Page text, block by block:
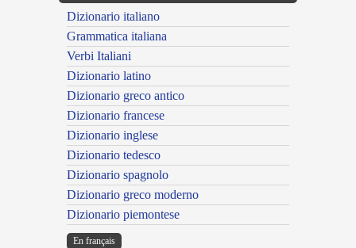
Dizionario italiano
Grammatica italiana
Verbi Italiani
Dizionario latino
Dizionario greco antico
Dizionario francese
Dizionario inglese
Dizionario tedesco
Dizionario spagnolo
Dizionario greco moderno
Dizionario piemontese
En français